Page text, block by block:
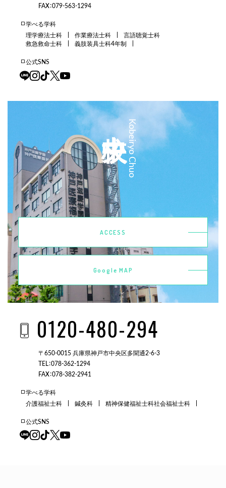
Kobeiryo Chuo
ACCESS
Google MAP
0120-480-294
〒650-0015 兵庫県神戸市中央区多聞通2-6-3
TEL：078-362-1294
FAX：078-382-2941
学べる学科
介護福祉士科
鍼灸科 精神保健福祉士科社会福祉士科
公式SNS
FAX：079-563-1294
学べる学科
理学療法士科
作業療法士科
言語聴覚士科
救急救命士科
義肢装具士科4年制
公式SNS